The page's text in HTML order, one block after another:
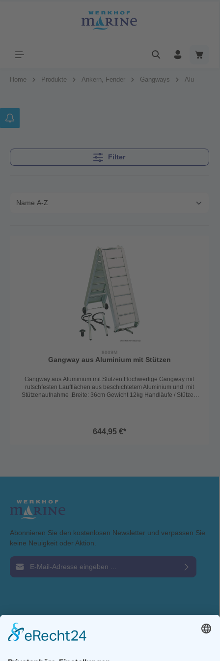
Home Produkte Ankern, Fender Gangways Alu
Filter
8009M
Gangway aus Aluminium mit Stützen
Gangway aus Aluminium mit Stützen Hochwertige Gangway mit
rutschfesten Laufflächen aus beschichtetem Aluminium und mit
Stützenaufnahme ,Breite: 36cm Gewicht 12kg Handläufe / Stützen
644,95 €*
Abonnieren Sie den kostenlosen Newsletter und verpassen Sie
keine Neuigkeit oder Aktion.
E-Mail-Adresse*
Service-Hotline